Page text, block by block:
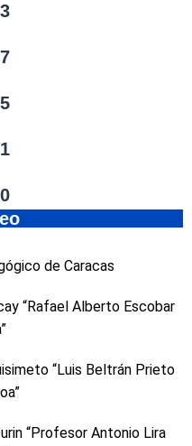
de Caracas
“Rafael Alberto Escobar
“Luis Beltrán Prieto
“Profesor Antonio Lira